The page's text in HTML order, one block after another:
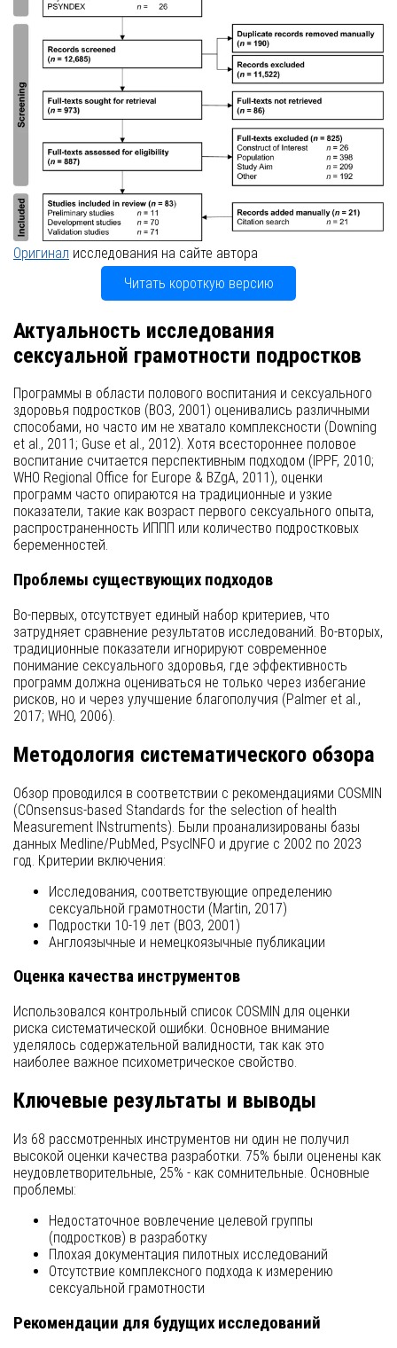
Оригинал исследования на сайте автора
Читать короткую версию
Актуальность исследования
сексуальной грамотности подростков
Программы в области полового воспитания и сексуального
здоровья подростков (ВОЗ, 2001) оценивались различными
способами, но часто им не хватало комплексности (Downing
et al., 2011; Guse et al., 2012). Хотя всестороннее половое
воспитание считается перспективным подходом (IPPF, 2010;
WHO Regional Office for Europe & BZgA, 2011), оценки
программ часто опираются на традиционные и узкие
показатели, такие как возраст первого сексуального опыта,
распространенность ИППП или количество подростковых
беременностей.
Проблемы существующих подходов
Во-первых, отсутствует единый набор критериев, что
затрудняет сравнение результатов исследований. Во-вторых,
традиционные показатели игнорируют современное
понимание сексуального здоровья, где эффективность
программ должна оцениваться не только через избегание
рисков, но и через улучшение благополучия (Palmer et al.,
2017; WHO, 2006).
Методология систематического обзора
Обзор проводился в соответствии с рекомендациями COSMIN
(COnsensus-based Standards for the selection of health
Measurement INstruments). Были проанализированы базы
данных Medline/PubMed, PsycINFO и другие с 2002 по 2023
год. Критерии включения:
Исследования, соответствующие определению
сексуальной грамотности (Martin, 2017)
Подростки 10-19 лет (ВОЗ, 2001)
Англоязычные и немецкоязычные публикации
Оценка качества инструментов
Использовался контрольный список COSMIN для оценки
риска систематической ошибки. Основное внимание
уделялось содержательной валидности, так как это
наиболее важное психометрическое свойство.
Ключевые результаты и выводы
Из 68 рассмотренных инструментов ни один не получил
высокой оценки качества разработки. 75% были оценены как
неудовлетворительные, 25% - как сомнительные. Основные
проблемы:
Недостаточное вовлечение целевой группы
(подростков) в разработку
Плохая документация пилотных исследований
Отсутствие комплексного подхода к измерению
сексуальной грамотности
Рекомендации для будущих исследований